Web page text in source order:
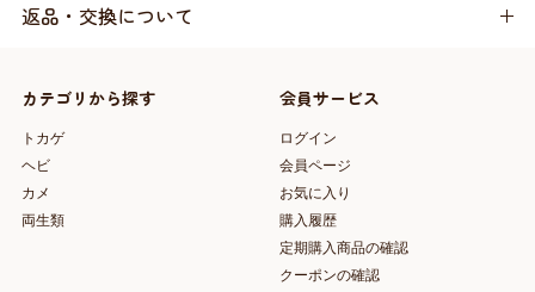
返品・交換について
カテゴリから探す
トカゲ
ヘビ
カメ
両生類
会員サービス
ログイン
会員ページ
お気に入り
購入履歴
定期購入商品の確認
クーポンの確認